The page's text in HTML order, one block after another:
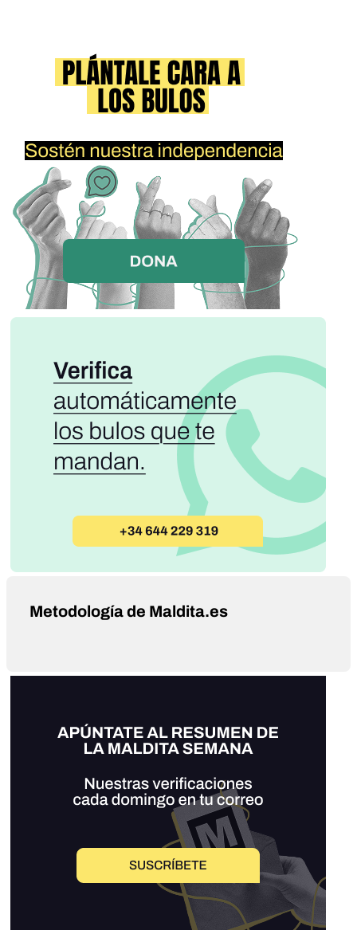
Metodología de Maldita.es